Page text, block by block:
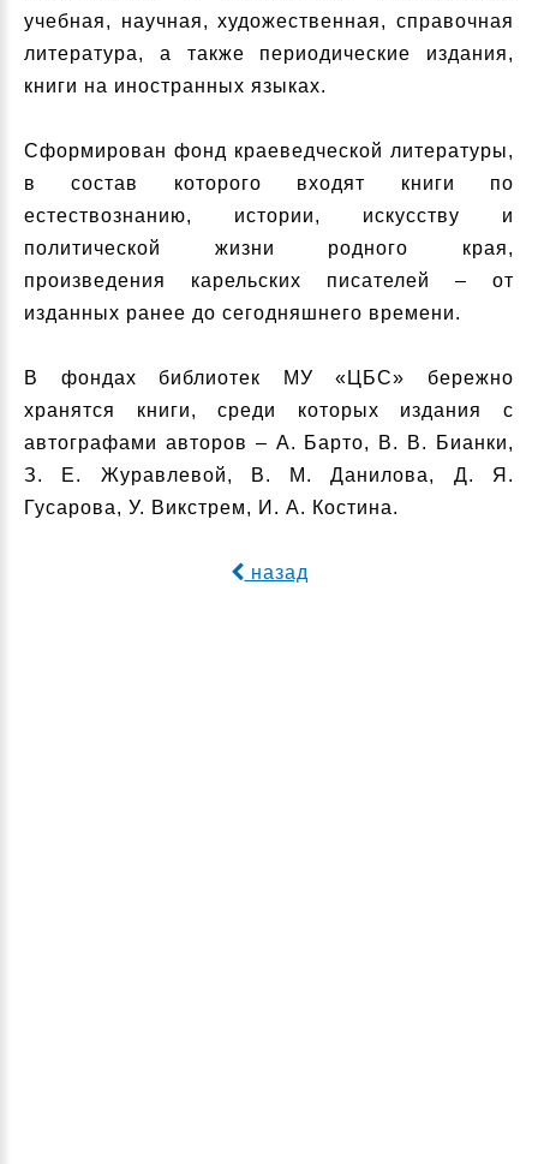
учебная, научная, художественная, справочная
литература, а также периодические издания,
книги на иностранных языках.
Сформирован фонд краеведческой литературы,
в состав которого входят книги по
естествознанию, истории, искусству и
политической жизни родного края,
произведения карельских писателей – от
изданных ранее до сегодняшнего времени.
В фондах библиотек МУ «ЦБС» бережно
хранятся книги, среди которых издания с
автографами авторов – А. Барто, В. В. Бианки,
З. Е. Журавлевой, В. М. Данилова, Д. Я.
Гусарова, У. Викстрем, И. А. Костина.
назад